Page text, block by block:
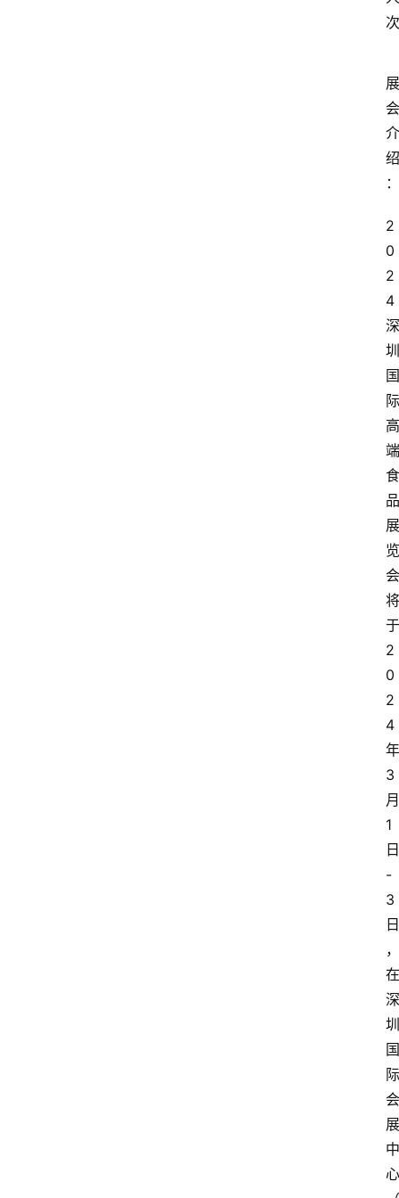
次
展
会
介
绍
：
2
0
2
4
深
圳
国
际
高
端
食
品
展
览
会
将
于
2
0
2
4
年
3
月
1
日
-
3
日
，
在
深
圳
国
际
会
展
中
心